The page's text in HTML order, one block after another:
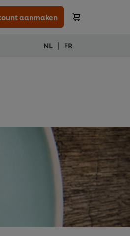
aanmaken
NL | FR